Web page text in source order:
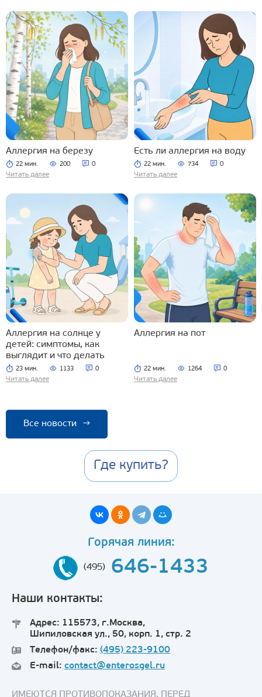
Аллергия на березу
22 мин. 200 0
Читать далее
Есть ли аллергия на воду
22 мин. 734 0
Читать далее
Аллергия на солнце у
детей: симптомы, как
выглядит и что делать
23 мин. 1133 0
Читать далее
Аллергия на пот
22 мин. 1264 0
Читать далее
Все новости →
Где купить?
Горячая линия:
(495) 646-1433
Наши контакты:
Адрес: 115573, г.Москва,
Шипиловская ул., 50, корп. 1, стр. 2
Телефон/факс: (495) 223-9100
E-mail: contact@enterosgel.ru
ИМЕЮТСЯ ПРОТИВОПОКАЗАНИЯ. ПЕРЕД